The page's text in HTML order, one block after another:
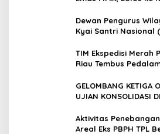
Dewan Pengurus
Kyai Santri Nasional
audiensi ke Badan
Politik (Kesbangpol)
TIM Ekspedisi Merah
Riau Tembus
Kepedulian Nyata
GELOMBANG KETIGA
UJIAN KONSOLIDASI
Aktivitas
Areal Eks PBPH TPL